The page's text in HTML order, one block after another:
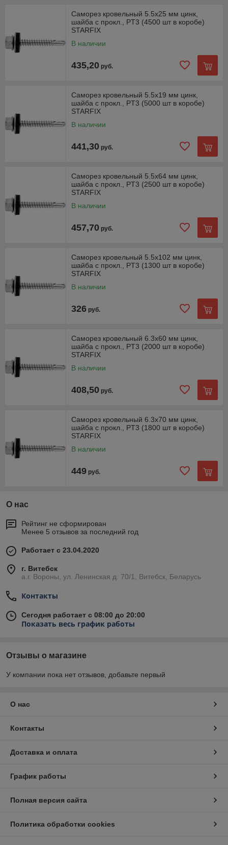
Саморез кровельный 5.5х25 мм цинк,
шайба с прокл., PT3 (4500 шт в коробе)
STARFIX
В наличии
435,20 руб.
Саморез кровельный 5.5х19 мм цинк,
шайба с прокл., PT3 (5000 шт в коробе)
STARFIX
В наличии
441,30 руб.
Саморез кровельный 5.5х64 мм цинк,
шайба с прокл., PT3 (2500 шт в коробе)
STARFIX
В наличии
457,70 руб.
Саморез кровельный 5.5х102 мм цинк,
шайба с прокл., PT3 (1300 шт в коробе)
STARFIX
В наличии
326 руб.
Саморез кровельный 6.3х60 мм цинк,
шайба с прокл., PT3 (2000 шт в коробе)
STARFIX
В наличии
408,50 руб.
Саморез кровельный 6.3х70 мм цинк,
шайба с прокл., PT3 (1800 шт в коробе)
STARFIX
В наличии
449 руб.
О нас
Рейтинг не сформирован
Менее 5 отзывов за последний год
Работает с 23.04.2020
г. Витебск
а.г. Вороны, ул. Ленинская д. 70/1, Витебск, Беларусь
Контакты
Сегодня работает с 08:00 до 20:00
Показать весь график работы
Отзывы о магазине
У компании пока нет отзывов, добавьте первый
О нас
Контакты
Доставка и оплата
График работы
Полная версия сайта
Политика обработки cookies